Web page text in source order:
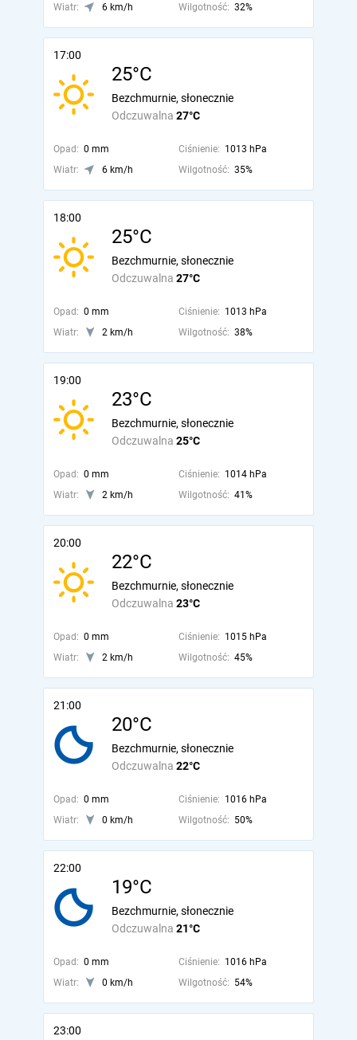
Wiatr:
6 km/h Wilgotność: 32%
17:00
25°C
Odczuwalna 27°C
Bezchmurnie, słonecznie
Opad: 0 mm Ciśnienie: 1013 hPa
Wiatr:
6 km/h Wilgotność: 35%
18:00
25°C
Odczuwalna 27°C
Bezchmurnie, słonecznie
Opad: 0 mm Ciśnienie: 1013 hPa
Wiatr:
2 km/h Wilgotność: 38%
19:00
23°C
Odczuwalna 25°C
Bezchmurnie, słonecznie
Opad: 0 mm Ciśnienie: 1014 hPa
Wiatr:
2 km/h Wilgotność: 41%
20:00
22°C
Odczuwalna 23°C
Bezchmurnie, słonecznie
Opad: 0 mm Ciśnienie: 1015 hPa
Wiatr:
2 km/h Wilgotność: 45%
21:00
20°C
Odczuwalna 22°C
Bezchmurnie, słonecznie
Opad: 0 mm Ciśnienie: 1016 hPa
Wiatr:
0 km/h Wilgotność: 50%
22:00
19°C
Odczuwalna 21°C
Bezchmurnie, słonecznie
Opad: 0 mm Ciśnienie: 1016 hPa
Wiatr:
0 km/h Wilgotność: 54%
23:00